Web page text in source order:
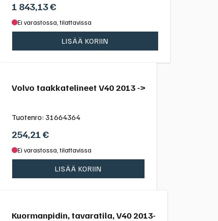
1 843,13€
Ei varastossa, tilattavissa
LISÄÄ KORIIN
Volvo taakkatelineet V40 2013 ->
Tuotenro: 31664364
254,21€
Ei varastossa, tilattavissa
LISÄÄ KORIIN
Kuormanpidin, tavaratila, V40 2013-